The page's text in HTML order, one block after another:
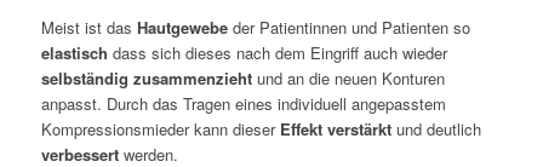
Meist ist das Hautgewebeder Patientinnen und Patienten so
elastisch dass sich dieses nach dem Eingriff auch wieder
selbständig zusammenziehtund an die neuen Konturen
anpasst. Durch das Tragen eines individuell angepasstem
Kompressionsmieder kann dieser Effekt verstärktund deutlich
verbessertwerden.